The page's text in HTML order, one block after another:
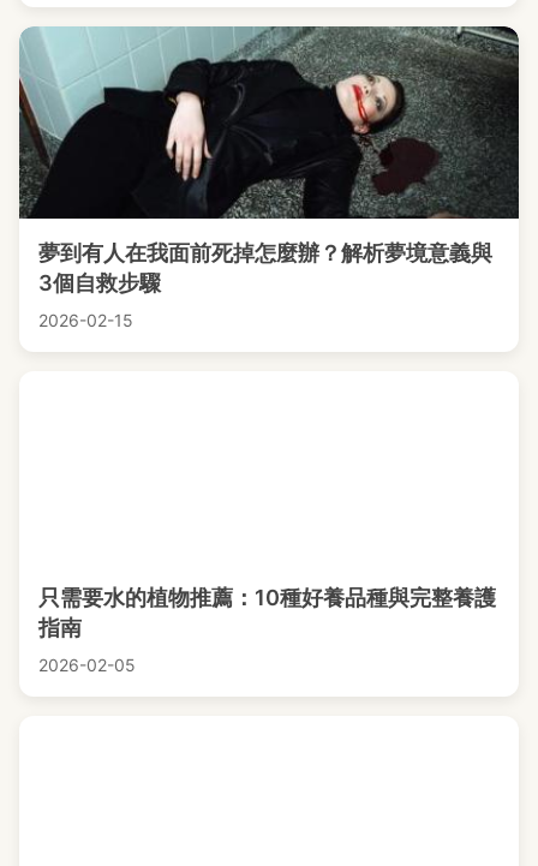
夢到有人在我面前死掉怎麼辦？解析夢境意義與
3個自救步驟
2026-02-15
只需要水的植物推薦：10種好養品種與完整養護
指南
2026-02-05